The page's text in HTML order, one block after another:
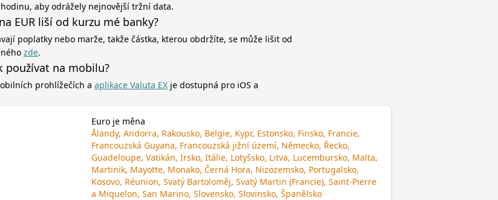
aby odrážely nejnovější tržní data.
EUR liší od kurzu mé banky?
poplatky nebo marže, takže částka, kterou obdržíte, se může lišit od
zde.
používat na mobilu?
prohlížečích a aplikace Valuta EX je dostupná pro iOS a
Euro je měna
Ålandy, Andorra, Rakousko, Belgie, Kypr, Estonsko, Finsko, Francie,
Francouzská Guyana, Francouzská jižní území, Německo, Řecko,
Guadeloupe, Vatikán, Irsko, Itálie, Lotyšsko, Litva, Lucembursko, Malta,
Martinik, Mayotte, Monako, Černá Hora, Nizozemsko, Portugalsko,
Kosovo, Réunion, Svatý Bartoloměj, Svatý Martin (Francie), Saint-Pierre
a Miquelon, San Marino, Slovensko, Slovinsko, Španělsko